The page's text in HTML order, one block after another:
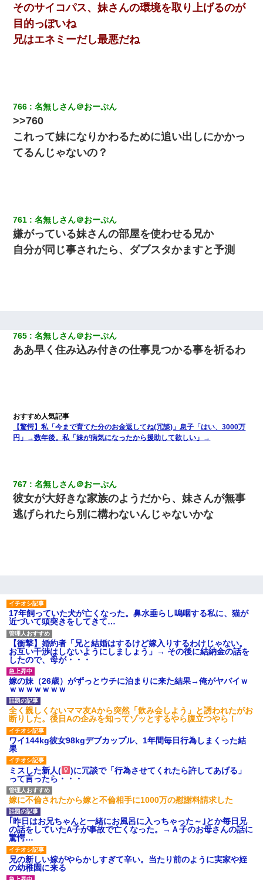
そのサイコパス、妹さんの環境を取り上げるのが
目的っぽいね
兄はエネミーだし最悪だね
766 名無しさん＠おーぷん
>>760
これって妹になりかわるために追い出しにかかっ
てるんじゃないの？
761 名無しさん＠おーぷん
嫌がっている妹さんの部屋を使わせる兄か
自分が同じ事されたら、ダブスタかますと予測
765 名無しさん＠おーぷん
ああ早く住み込み付きの仕事見つかる事を祈るわ
【驚愕】私「今まで育てた分のお金返してね(冗談)」息子「はい、3000万
円」→数年後。私「妹が病気になったから援助して欲しい」→
767 名無しさん＠おーぷん
彼女が大好きな家族のようだから、妹さんが無事
逃げられたら別に構わないんじゃないかな
17年飼っていた犬が亡くなった。鼻水垂らし嗚咽する私に、猫が
近づいて頭突きをしてきて…
【衝撃】婚約者「兄と結婚はするけど嫁入りするわけじゃない。
お互い干渉はしないようにしましょう」→ その後に結納金の話を
したので、母が・・・
嫁の妹（26歳）がずっとウチに泊まりに来た結果→俺がヤバイｗ
ｗｗｗｗｗｗｗ
全く親しくないママ友Aから突然「飲み会しよう」と誘われたがお
断りした。後日Aの企みを知ってゾッとするやら腹立つやら！
ワイ144kg彼女98kgデブカップル、1年間毎日行為しまくった結
果
ミスした新人(
)に冗談で「行為させてくれたら許してあげる」
って言ったら・・・
嫁に不倫されたから嫁と不倫相手に1000万の慰謝料請求した
｢昨日はお兄ちゃんと一緒にお風呂に入っちゃった～｣とか毎日兄
の話をしていたA子が事故で亡くなった。→Ａ子のお母さんの話に
驚愕…
兄の新しい嫁がやらかしすぎて辛い。当たり前のように実家や姪
の幼稚園に来る